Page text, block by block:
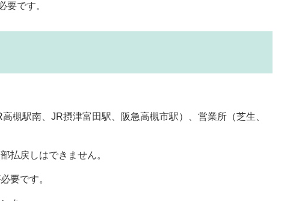
要です。
槻駅南、JR摂津富田駅、阪急高槻市駅）、営業所（芝生、
払戻しはできません。
要です。